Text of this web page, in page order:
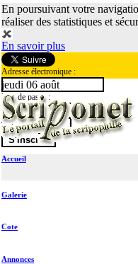
En poursuivant votre
réaliser des statistiques et
En savoir plus
Adresse électronique :
Mot de passe :
jeudi 06 août
Accueil
Galerie
Cote
Annonces